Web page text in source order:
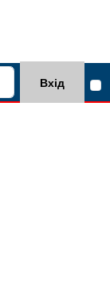
Вхід